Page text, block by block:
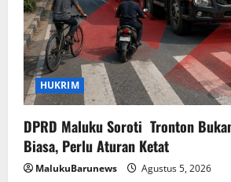
HUKRIM
DPRD Maluku Soroti Tronton
Biasa, Perlu Aturan Ketat
MalukuBarunews Agustus 5, 2026